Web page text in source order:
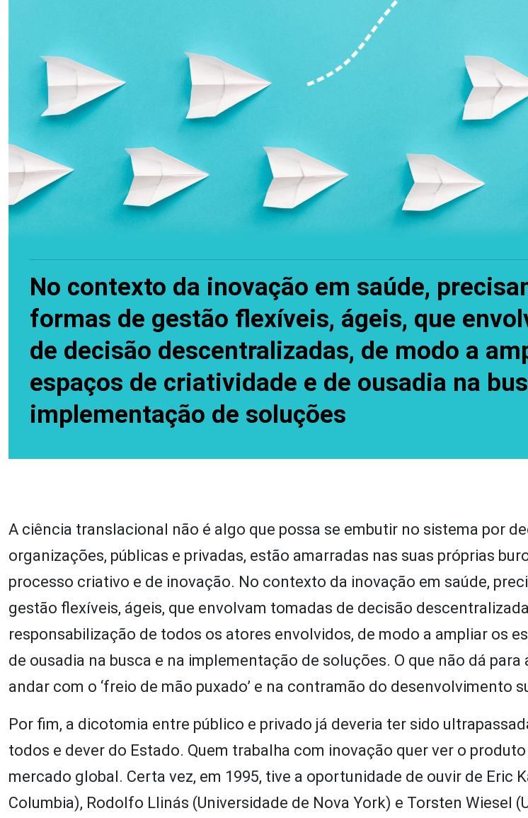
No contexto da inovação em saúde,
formas de gestão flexíveis, ágeis, que
de decisão descentralizadas, de modo a
espaços de criatividade e de ousadia na
implementação de soluções
A ciência translacional não é algo que possa se embutir no sistema por
organizações, públicas e privadas, estão amarradas nas suas próprias
processo criativo e de inovação. No contexto da inovação em saúde,
gestão flexíveis, ágeis, que envolvam tomadas de decisão
responsabilização de todos os atores envolvidos, de modo a ampliar os
de ousadia na busca e na implementação de soluções. O que não dá
andar com o ‘freio de mão puxado’ e na contramão do desenvolvimento
Por fim, a dicotomia entre público e privado já deveria ter sido
todos e dever do Estado. Quem trabalha com inovação quer ver o
mercado global. Certa vez, em 1995, tive a oportunidade de ouvir de Eric
Columbia), Rodolfo Llinás (Universidade de Nova York) e Torsten Wiesel